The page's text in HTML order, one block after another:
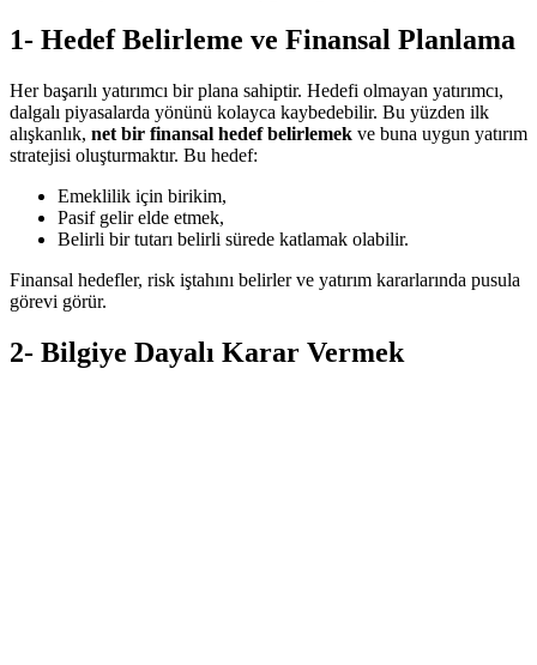
1- Hedef Belirleme ve Finansal Planlama
Her başarılı yatırımcı bir plana sahiptir. Hedefi olmayan yatırımcı,
dalgalı piyasalarda yönünü kolayca kaybedebilir. Bu yüzden ilk
alışkanlık, net bir finansal hedef belirlemek ve buna uygun yatırım
stratejisi oluşturmaktır. Bu hedef:
Emeklilik için birikim,
Pasif gelir elde etmek,
Belirli bir tutarı belirli sürede katlamak olabilir.
Finansal hedefler, risk iştahını belirler ve yatırım kararlarında pusula
görevi görür.
2- Bilgiye Dayalı Karar Vermek